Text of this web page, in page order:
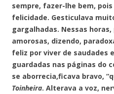
sempre, fazer-lhe bem,
felicidade. Gesticulava
gargalhadas. Nessas
amorosas, dizendo,
feliz por viver de saudades
guardadas nas páginas do
se aborrecia,ficava bravo,
Toinheira. Alterava a voz,